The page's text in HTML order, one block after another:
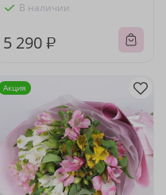
В наличии
5 290 ₽
Акция